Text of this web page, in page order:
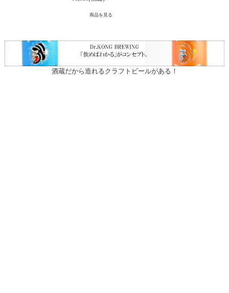
商品を見る
酒蔵だから造れるクラフトビールがある！